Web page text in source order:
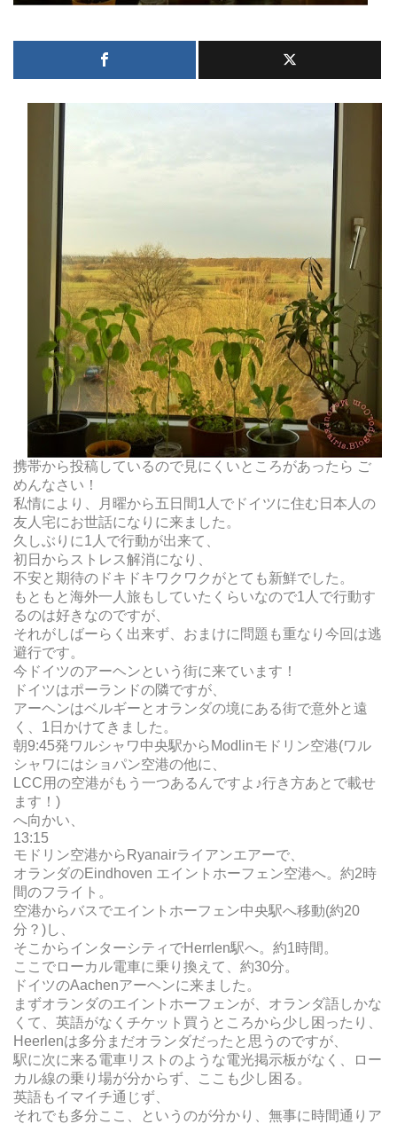
携帯から投稿しているので見にくいところがあったら ご
めんなさい！
私情により、月曜から五日間1人でドイツに住む日本人の
友人宅にお世話になりに来ました。
久しぶりに1人で行動が出来て、
初日からストレス解消になり、
不安と期待のドキドキワクワクがとても新鮮でした。
もともと海外一人旅もしていたくらいなので1人で行動す
るのは好きなのですが、
それがしばーらく出来ず、おまけに問題も重なり今回は逃
避行です。
今ドイツのアーヘンという街に来ています！
ドイツはポーランドの隣ですが、
アーヘンはベルギーとオランダの境にある街で意外と遠
く、1日かけてきました。
朝9:45発ワルシャワ中央駅からModlinモドリン空港(ワル
シャワにはショパン空港の他に、
LCC用の空港がもう一つあるんですよ♪行き方あとで載せ
ます！)
へ向かい、
13:15
モドリン空港からRyanairライアンエアーで、
オランダのEindhoven エイントホーフェン空港へ。約2時
間のフライト。
空港からバスでエイントホーフェン中央駅へ移動(約20
分？)し、
そこからインターシティでHerrlen駅へ。約1時間。
ここでローカル電車に乗り換えて、約30分。
ドイツのAachenアーヘンに来ました。
まずオランダのエイントホーフェンが、オランダ語しかな
くて、英語がなくチケット買うところから少し困ったり、
Heerlenは多分まだオランダだったと思うのですが、
駅に次に来る電車リストのような電光掲示板がなく、ロー
カル線の乗り場が分からず、ここも少し困る。
英語もイマイチ通じず、
それでも多分ここ、というのが分かり、無事に時間通りア